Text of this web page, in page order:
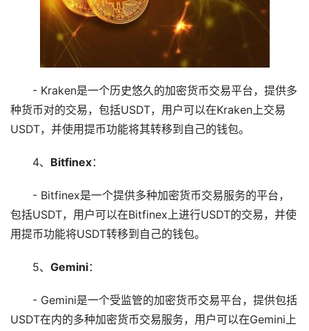
- Kraken是一个历史悠久的加密货币交易平台，提供多
种货币对的交易，包括USDT，用户可以在Kraken上交易
USDT，并使用提币功能将其转移到自己的钱包。
4、 Bitfinex：
- Bitfinex是一个提供多种加密货币交易服务的平台，
包括USDT，用户可以在Bitfinex上进行USDT的交易，并使
用提币功能将USDT转移到自己的钱包。
5、 Gemini：
- Gemini是一个受监管的加密货币交易平台，提供包括
USDT在内的多种加密货币交易服务，用户可以在Gemini上